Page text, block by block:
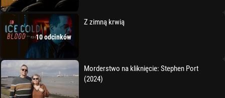
10 odcinków
Z zimną krwią
Morderstwo na kliknięcie: Stephen Port
(2024)